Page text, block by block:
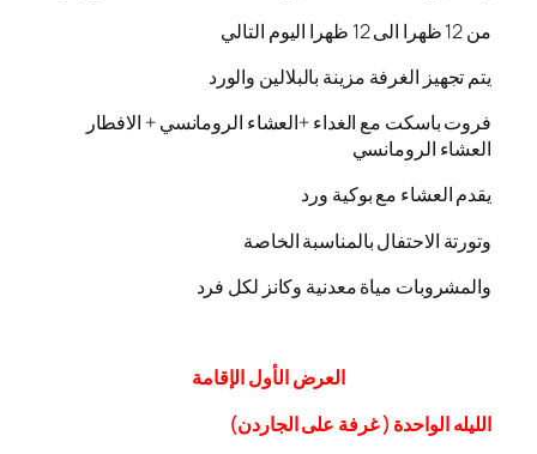
من 12 ظهرا الى 12 ظهرا اليوم التالي
يتم تجهيز الغرفة مزينة بالبلالين والورد
فروت باسكت مع الغداء +العشاء الرومانسي + الافطار
العشاء الرومانسي
يقدم العشاء مع بوكية ورد
وتورتة الاحتفال بالمناسبة الخاصة
والمشروبات مياة معدنية وكانز لكل فرد
العرضالأولالإقامة
الليله الواحدة ( غرفة على الجاردن)